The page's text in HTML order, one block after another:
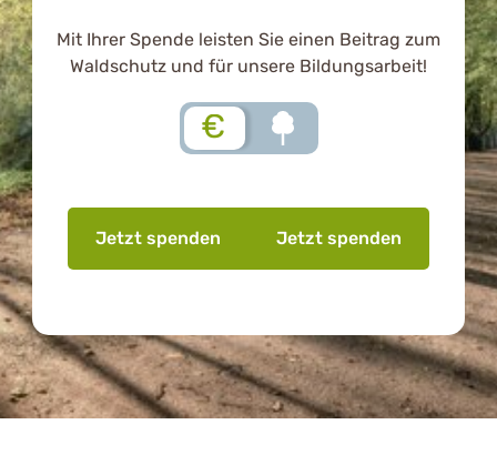
Mit Ihrer Spende leisten Sie einen Beitrag zum
Waldschutz und für unsere Bildungsarbeit!
€
Jetzt spenden Jetzt spenden